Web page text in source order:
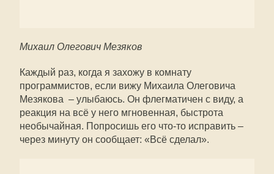
Михаил Олегович Мезяков
Каждый раз, когда я захожу в комнату
программистов, если вижу Михаила Олеговича
Мезякова – улыбаюсь. Он флегматичен с виду, а
реакция на всё у него мгновенная, быстрота
необычайная. Попросишь его что-то исправить –
через минуту он сообщает: «Всё сделал».